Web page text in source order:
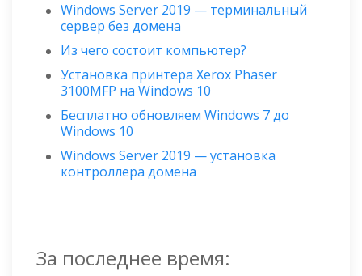
Windows Server 2019 — терминальный
сервер без домена
Из чего состоит компьютер?
Установка принтера Xerox Phaser
3100MFP на Windows 10
Бесплатно обновляем Windows 7 до
Windows 10
Windows Server 2019 — установка
контроллера домена
За последнее время: